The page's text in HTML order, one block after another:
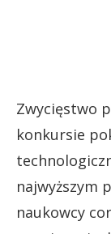
Zwycięstwo
konkursie
najwyższym
naukowcy